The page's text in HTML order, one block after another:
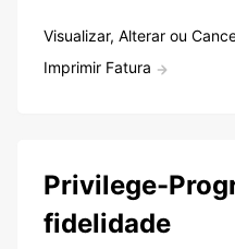
Visualizar, Alterar ou
Imprimir Fatura
Privilege-
fidelidade